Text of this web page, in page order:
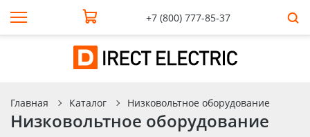
+7 (800) 777-85-37
Главная Каталог Низковольтное оборудование
Низковольтное оборудование